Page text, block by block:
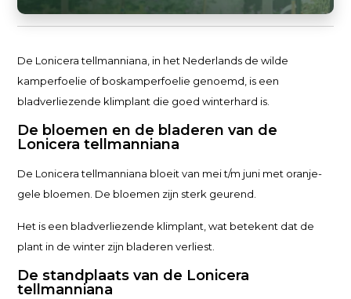
De Lonicera tellmanniana, in het Nederlands de wilde
kamperfoelie of boskamperfoelie genoemd, is een
bladverliezende klimplant die goed winterhard is.
De bloemen en de bladeren van de
Lonicera tellmanniana
De Lonicera tellmanniana bloeit van mei t/m juni met oranje-
gele bloemen. De bloemen zijn sterk geurend.
Het is een bladverliezende klimplant, wat betekent dat de
plant in de winter zijn bladeren verliest.
De standplaats van de Lonicera
tellmanniana